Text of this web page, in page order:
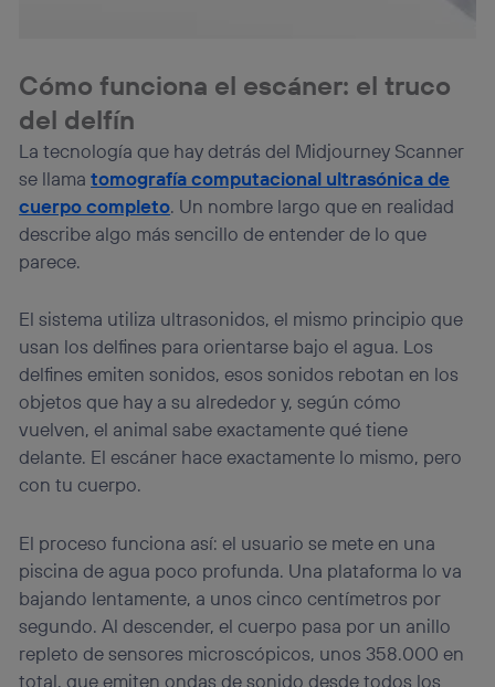
Cómo funciona el escáner: el truco
del delfín
La tecnología que hay detrás del Midjourney Scanner
se llamatomografía computacional ultrasónica de
cuerpo completo. Un nombre largo que en realidad
describe algo más sencillo de entender de lo que
parece.
El sistema utiliza ultrasonidos, el mismo principio que
usan los delfines para orientarse bajo el agua. Los
delfines emiten sonidos, esos sonidos rebotan en los
objetos que hay a su alrededor y, según cómo
vuelven, el animal sabe exactamente qué tiene
delante. El escáner hace exactamente lo mismo, pero
con tu cuerpo.
El proceso funciona así: el usuario se mete en una
piscina de agua poco profunda. Una plataforma lo va
bajando lentamente, a unos cinco centímetros por
segundo. Al descender, el cuerpo pasa por un anillo
repleto de sensores microscópicos, unos 358.000 en
total, que emiten ondas de sonido desde todos los